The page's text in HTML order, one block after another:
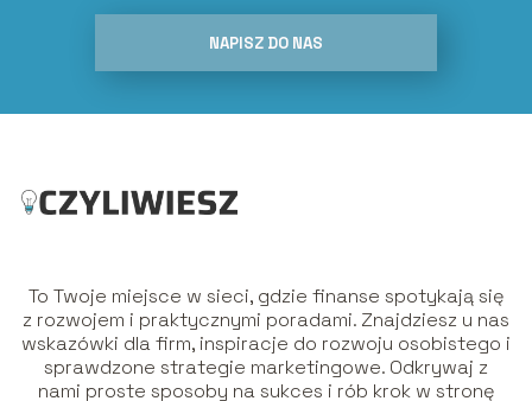
NAPISZ DO NAS
To Twoje miejsce w sieci, gdzie finanse spotykają się
z rozwojem i praktycznymi poradami. Znajdziesz u nas
wskazówki dla firm, inspiracje do rozwoju osobistego i
sprawdzone strategie marketingowe. Odkrywaj z
nami proste sposoby na sukces i rób krok w stronę